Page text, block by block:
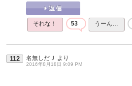
それな！ 53 うーん…
112 名無しだＪ より
2016年8月18日 9:09 PM